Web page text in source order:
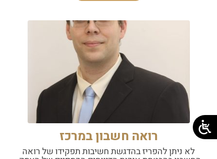
רואה חשבון במרכז
לא ניתן להפריז בהדגשת חשיבות תפקידו של רואה